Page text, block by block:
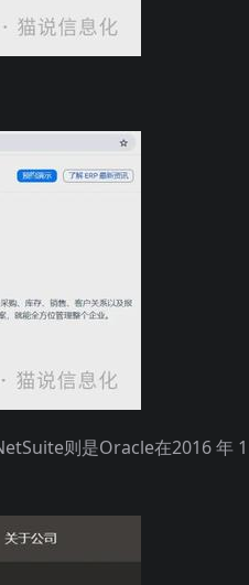
则是Oracle在2016 年